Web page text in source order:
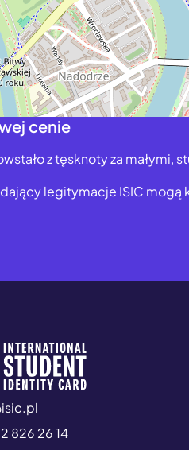
cenie
z tęsknoty za
legitymacje ISIC mogą
826 26 14